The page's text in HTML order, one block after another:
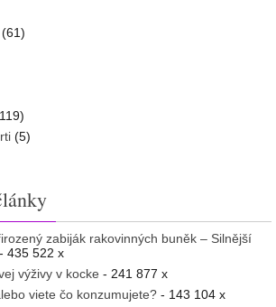
(61)
(5)
zabiják rakovinných buněk – Silnější
- 435 522 x
výživy v kocke - 241 877 x
viete čo konzumujete? - 143 104 x